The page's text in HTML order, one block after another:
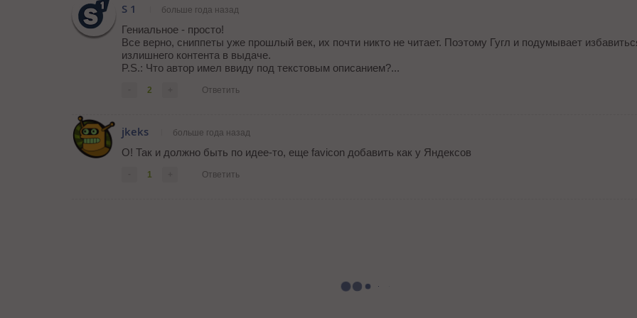
S 1 больше года назад
Гениальное - просто!
Все верно, сниппеты уже прошлый век, их почти никто не читает. Поэтому Гугл и подумывает
излишнего контента в выдаче.
P.S.: Что автор имел ввиду под текстовым описанием?...
2 Ответить
jkeks больше года назад
О! Так и должно быть по идее-то, еще favicon добавить как у Яндексов
1 Ответить